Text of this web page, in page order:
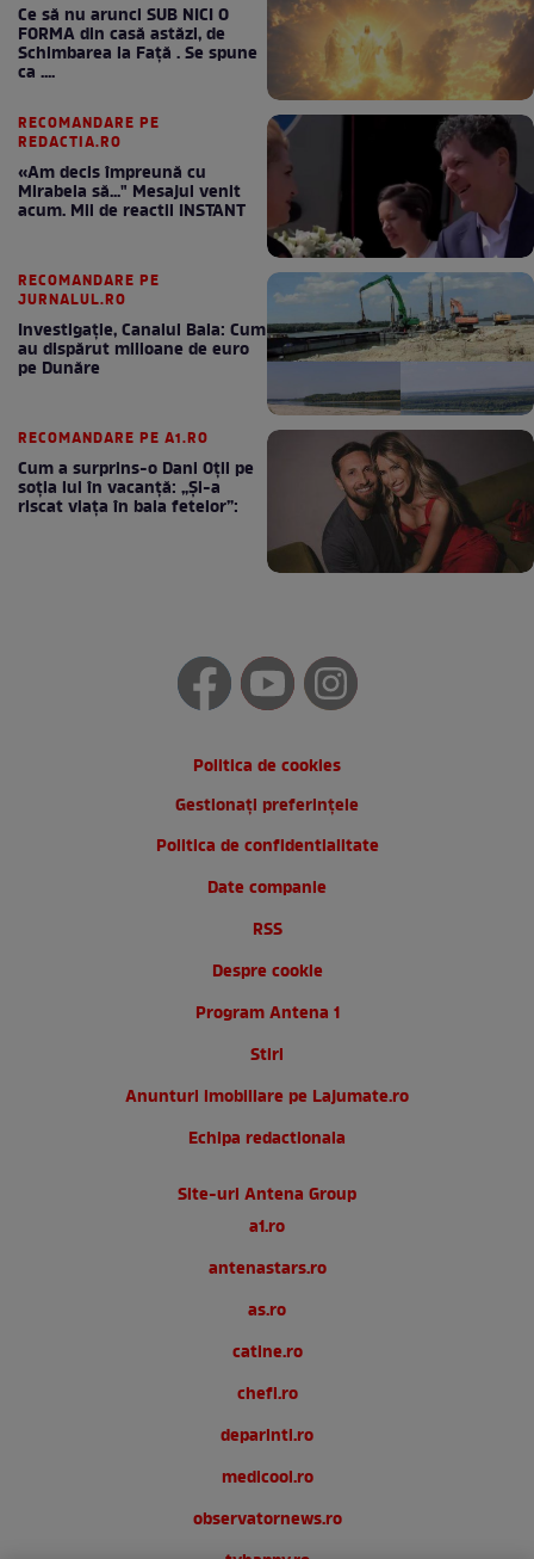
Ce să nu arunci SUB NICI O
FORMA din casă astăzi, de
Schimbarea la Față . Se spune
ca ....
RECOMANDARE PE
REDACTIA.RO
«Am decis împreună cu
Mirabela să..." Mesajul venit
acum. Mii de reactii INSTANT
RECOMANDARE PE
JURNALUL.RO
Investigație, Canalul Bala: Cum
au dispărut milioane de euro
pe Dunăre
RECOMANDARE PE A1.RO
Cum a surprins-o Dani Oțil pe
soția lui în vacanță: „Și-a
riscat viața în baia fetelor”:
Politica de cookies
Gestionați preferințele
Politica de confidentialitate
Date companie
RSS
Despre cookie
Program Antena 1
Stiri
Anunturi imobiliare pe Lajumate.ro
Echipa redactionala
Site-uri Antena Group
a1.ro
antenastars.ro
as.ro
catine.ro
chefi.ro
deparinti.ro
medicool.ro
observatornews.ro